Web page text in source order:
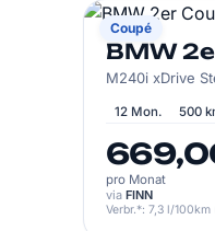
Coupé
BMW
BMW
M240i xDrive
12 Mon. 500
pro Monat
via FINN
Verbr.*: 7,3 l/